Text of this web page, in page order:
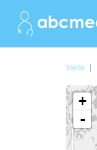
Inicio |
+
-